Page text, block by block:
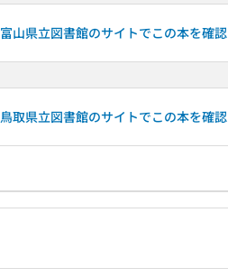
富山県立図書館のサイトでこの本を確認
鳥取県立図書館のサイトでこの本を確認